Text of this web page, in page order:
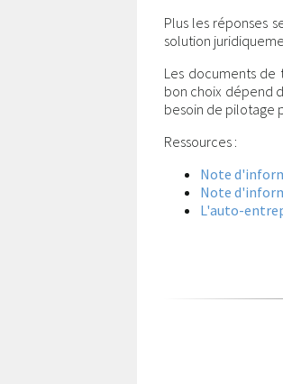
Plus les réponses
solution
Les documents
bon choix dépend
besoin de pilotage
Ressources :
Note
Note
L'auto-